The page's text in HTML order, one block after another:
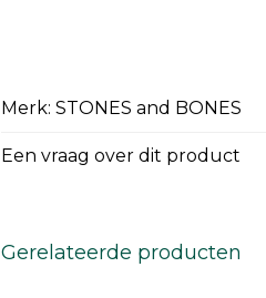
Merk: STONES and BONES
Een vraag over dit product
Gerelateerde producten